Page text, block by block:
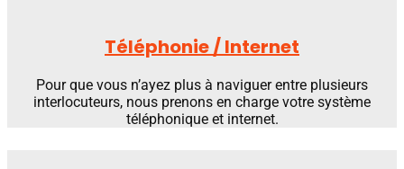
Téléphonie / Internet
Pour que vous n’ayez plus à naviguer entre plusieurs
interlocuteurs, nous prenons en charge votre système
téléphonique et internet.